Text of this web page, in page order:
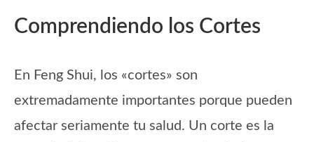
Comprendiendo los Cortes
En Feng Shui, los «cortes» son
extremadamente importantes porque pueden
afectar seriamente tu salud. Un corte es la